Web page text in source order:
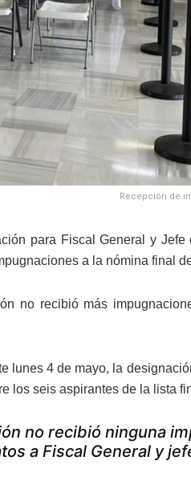
Recepción de
para Fiscal General y
a la nómina final
no recibió más
lunes 4 de mayo, la
los seis aspirantes de la lista
no recibió ninguna
a Fiscal General y